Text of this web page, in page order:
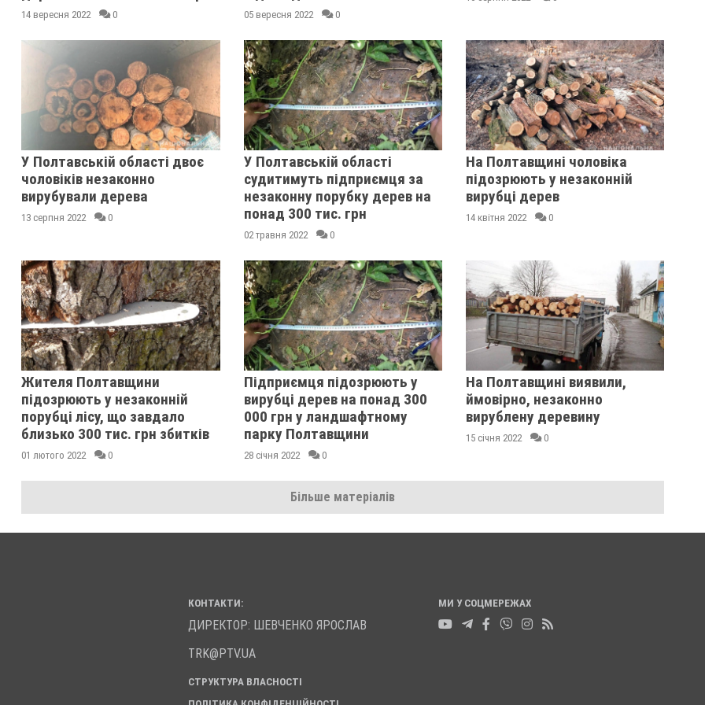
14 вересня 2022 0 05 вересня 2022 0
У Полтавській області двоє
чоловіків незаконно
вирубували дерева
13 серпня 2022 0
У Полтавській області
судитимуть підприємця за
незаконну порубку дерев на
понад 300 тис. грн
02 травня 2022 0
На Полтавщині чоловіка
підозрюють у незаконній
вирубці дерев
14 квітня 2022 0
Жителя Полтавщини
підозрюють у незаконній
порубці лісу, що завдало
близько 300 тис. грн збитків
01 лютого 2022 0
Підприємця підозрюють у
вирубці дерев на понад 300
000 грн у ландшафтному
парку Полтавщини
28 січня 2022 0
На Полтавщині виявили,
ймовірно, незаконно
вирублену деревину
15 січня 2022 0
Більше матеріалів
КОНТАКТИ:
ДИРЕКТОР: ШЕВЧЕНКО ЯРОСЛАВ
TRK@PTV.UA
СТРУКТУРА ВЛАСНОСТІ
МИ У СОЦМЕРЕЖАХ